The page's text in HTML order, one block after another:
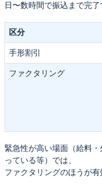
日〜数時間で振込まで完了
区分
手形割引
ファクタリング
緊急性が高い場面（給料
っている等）では、
ファクタリングのほうが有